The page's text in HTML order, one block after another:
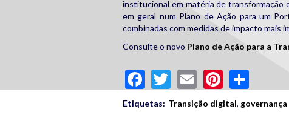
institucional em matéria de transformação
em geral num Plano de Ação para um
combinadas com medidas de impacto mais
Consulte o novo Plano de Ação para a
Facebook
Twitter
Email
Etiquetas: Transição digital, governança